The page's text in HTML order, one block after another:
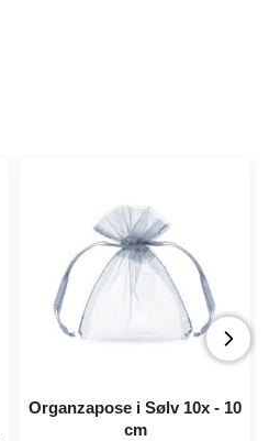
Organzapose i Sølv 10x - 10
cm